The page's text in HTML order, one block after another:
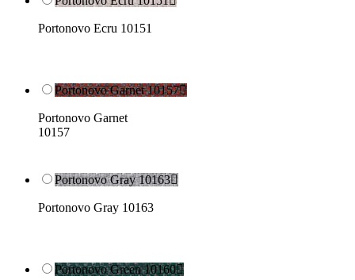
Portonovo Ecru 10151
Portonovo Garnet 10157
Portonovo Garnet
10157
Portonovo Gray 10163
Portonovo Gray 10163
Portonovo Green 10160